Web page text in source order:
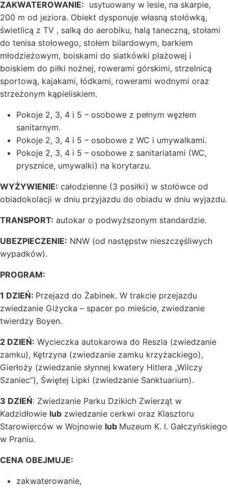
ZAKWATEROWANIE: usytuowany w lesie, na skarpie,
200 m od jeziora. Obiekt dysponuje własną stołówką,
świetlicą z TV , salką do aerobiku, halą taneczną, stołami
do tenisa stołowego, stołem bilardowym, barkiem
młodzieżowym, boiskami do siatkówki plażowej i
boiskiem do piłki nożnej, rowerami górskimi, strzelnicą
sportową, kajakami, łódkami, rowerami wodnymi oraz
strzeżonym kąpieliskiem.
Pokoje 2, 3, 4 i 5 – osobowe z pełnym węzłem
sanitarnym.
Pokoje 2, 3, 4 i 5 – osobowe z WC i umywalkami.
Pokoje 2, 3, 4 i 5 – osobowe z sanitariatami (WC,
prysznice, umywalki) na korytarzu.
WYŻYWIENIE: całodzienne (3 posiłki) w stołówce od
obiadokolacji w dniu przyjazdu do obiadu w dniu wyjazdu.
TRANSPORT: autokar o podwyższonym standardzie.
UBEZPIECZENIE: NNW (od następstw nieszczęśliwych
wypadków).
PROGRAM:
1 DZIEŃ: Przejazd do Żabinek. W trakcie przejazdu
zwiedzanie Giżycka – spacer po mieście, zwiedzanie
twierdzy Boyen.
2 DZIEŃ: Wycieczka autokarowa do Reszla (zwiedzanie
zamku), Kętrzyna (zwiedzanie zamku krzyżackiego),
Gierłoży (zwiedzanie słynnej kwatery Hitlera „Wilczy
Szaniec”), Świętej Lipki (zwiedzanie Sanktuarium).
3 DZIEŃ: Zwiedzanie Parku Dzikich Zwierząt w
Kadzidłowie lub zwiedzanie cerkwi oraz Klasztoru
Starowierców w Wojnowie lub Muzeum K. I. Gałczyńskiego
w Praniu.
CENA OBEJMUJE:
zakwaterowanie,